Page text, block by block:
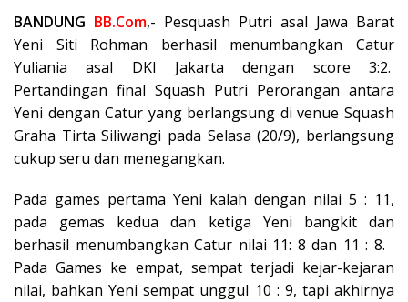
BANDUNG BB.Com,- Pesquash Putri asal Jawa Barat
Yeni Siti Rohman berhasil menumbangkan Catur
Yuliania asal DKI Jakarta dengan score 3:2.
Pertandingan final Squash Putri Perorangan antara
Yeni dengan Catur yang berlangsung di venue Squash
Graha Tirta Siliwangi pada Selasa (20/9), berlangsung
cukup seru dan menegangkan.
Pada games pertama Yeni kalah dengan nilai 5 : 11,
pada gemas kedua dan ketiga Yeni bangkit dan
berhasil menumbangkan Catur nilai 11: 8 dan 11 : 8.
Pada Games ke empat, sempat terjadi kejar-kejaran
nilai, bahkan Yeni sempat unggul 10 : 9, tapi akhirnya